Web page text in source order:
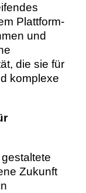
Plattform-
und
die sie für
komplexe
Zukunft